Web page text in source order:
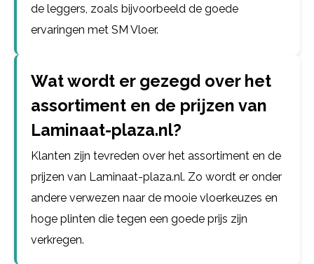
de leggers, zoals bijvoorbeeld de goede
ervaringen met SM Vloer.
Wat wordt er gezegd over het
assortiment en de prijzen van
Laminaat-plaza.nl?
Klanten zijn tevreden over het assortiment en de
prijzen van Laminaat-plaza.nl. Zo wordt er onder
andere verwezen naar de mooie vloerkeuzes en
hoge plinten die tegen een goede prijs zijn
verkregen.